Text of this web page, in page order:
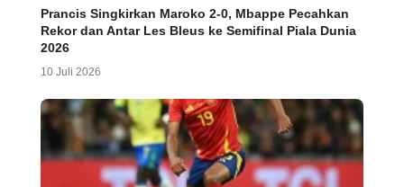
Prancis Singkirkan Maroko 2-0, Mbappe Pecahkan
Rekor dan Antar Les Bleus ke Semifinal Piala Dunia
2026
10 Juli 2026